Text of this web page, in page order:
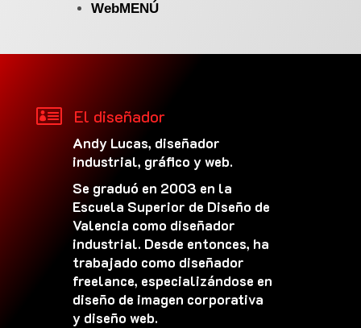
WebMENÚ
 El diseñador
Andy Lucas, diseñador
industrial, gráfico y web.
Se graduó en 2003 en la
Escuela Superior de Diseño de
Valencia como diseñador
industrial. Desde entonces, ha
trabajado como diseñador
freelance, especializándose en
diseño de imagen corporativa
y diseño web.